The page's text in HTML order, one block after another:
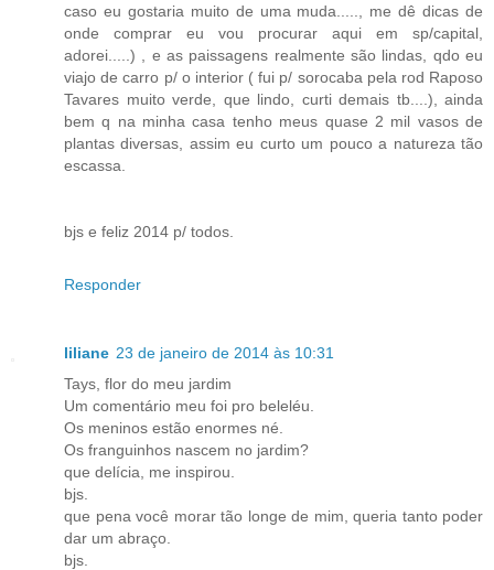
caso eu gostaria muito de uma muda....., me dê dicas de
onde comprar eu vou procurar aqui em sp/capital,
adorei.....) , e as paissagens realmente são lindas, qdo eu
viajo de carro p/ o interior ( fui p/ sorocaba pela rod Raposo
Tavares muito verde, que lindo, curti demais tb....), ainda
bem q na minha casa tenho meus quase 2 mil vasos de
plantas diversas, assim eu curto um pouco a natureza tão
escassa.
bjs e feliz 2014 p/ todos.
Responder
liliane 23 de janeiro de 2014 às 10:31
Tays, flor do meu jardim
Um comentário meu foi pro beleléu.
Os meninos estão enormes né.
Os franguinhos nascem no jardim?
que delícia, me inspirou.
bjs.
que pena você morar tão longe de mim, queria tanto poder
dar um abraço.
bjs.